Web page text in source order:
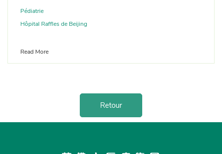
Pédiatrie
Hôpital Raffles de Beijing
Read More
Retour